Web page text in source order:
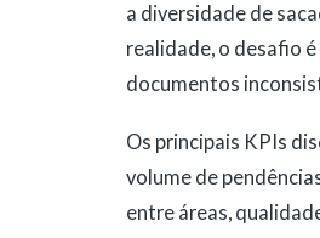
a diversidade de
realidade, o desafio
documentos
Os principais KPIs
volume de
entre áreas,